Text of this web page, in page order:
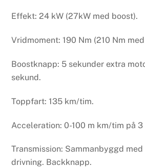
Effekt: 24 kW (27kW med boost).
Vridmoment: 190 Nm (210 Nm
Boostknapp: 5 sekunder extra
sekund.
Toppfart: 135 km/tim.
Acceleration: 0-100 m km/tim på 3
Transmission: Sammanbyggd
drivning. Backknapp.